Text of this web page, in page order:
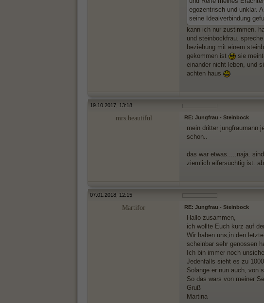
egozentrisch und unklar.
seine Idealverbindung
kann ich nur zustimmen.
und steinbockfrau.
beziehung mit einem
gekommen ist
sie
einander nicht leben, und
achten haus
19.10.2017, 13:18
mrs.beautiful RE: Jungfrau - Steinbock
mein dritter jungfraumann
schon..
das war etwas.....naja.
ziemlich eifersüchtig ist.
07.01.2018, 12:15
Martifor RE: Jungfrau - Steinbock
Hallo zusammen,
ich wollte Euch kurz auf
Wir haben uns,in den
scheinbar sehr genossen
Ich bin immer noch
Jedenfalls sieht es zu
Solange er nun auch, von
So das wars von meiner
Gruß
Martina